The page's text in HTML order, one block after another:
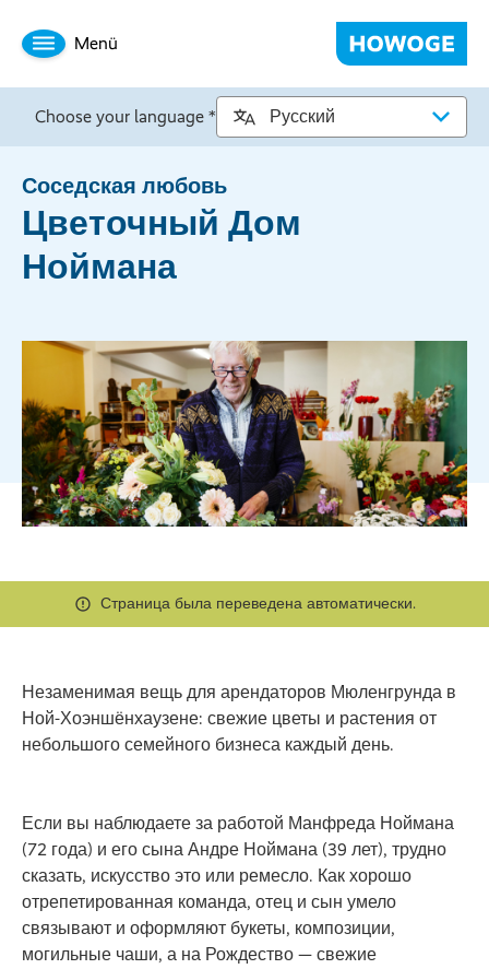
Menü
Choose your language *
Соседская любовь
Цветочный Дом
Ноймана
Страница была переведена автоматически.
Незаменимая вещь для арендаторов Мюленгрунда в
Ной-Хоэншёнхаузене: свежие цветы и растения от
небольшого семейного бизнеса каждый день.
Если вы наблюдаете за работой Манфреда Ноймана
(72 года) и его сына Андре Ноймана (39 лет), трудно
сказать, искусство это или ремесло. Как хорошо
отрепетированная команда, отец и сын умело
связывают и оформляют букеты, композиции,
могильные чаши, а на Рождество — свежие